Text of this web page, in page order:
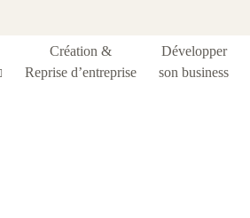
Création &
Reprise d’entreprise
Développer
son business